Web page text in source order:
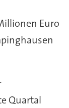
Euro
Quartal